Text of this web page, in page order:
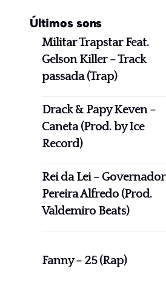
Últimos sons
Militar Trapstar Feat.
Gelson Killer – Track
passada (Trap)
Drack & Papy Keven –
Caneta (Prod. by Ice
Record)
Rei da Lei – Governador
Pereira Alfredo (Prod.
Valdemiro Beats)
Fanny – 25 (Rap)